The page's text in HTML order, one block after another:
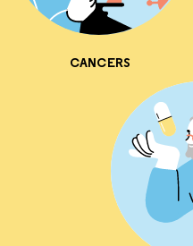
CANCERS